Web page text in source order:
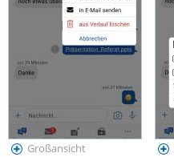
Großansicht